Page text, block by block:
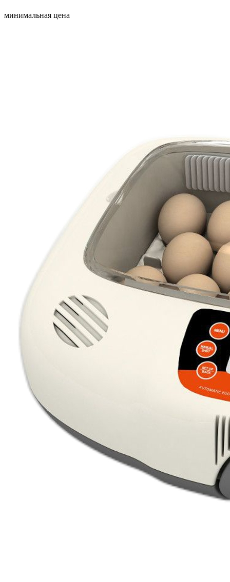
минимальная цена